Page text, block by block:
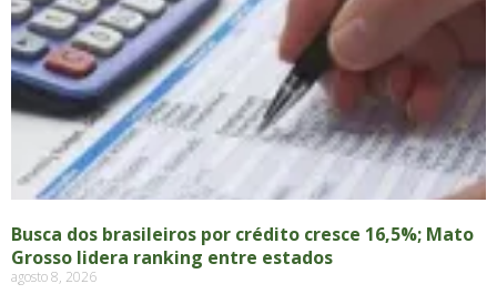
Busca dos brasileiros por crédito cresce 16,5%; Mato
Grosso lidera ranking entre estados
agosto 8, 2026